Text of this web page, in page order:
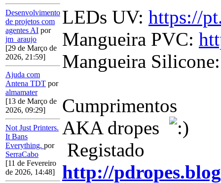
Desenvolvimento
de projetos com
agentes AI por
jm_araujo
[29 de Março de
2026, 21:59]
Ajuda com
Antena TDT por
almamater
[13 de Março de
2026, 09:29]
Not Just Printers.
It Bans
Everything. por
SerraCabo
[11 de Fevereiro
de 2026, 14:48]
LEDs UV: https://
Mangueira PVC:
Mangueira
Cumprimentos
AKA dropes
Registado
http://